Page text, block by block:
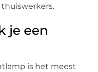
je een
is het meest